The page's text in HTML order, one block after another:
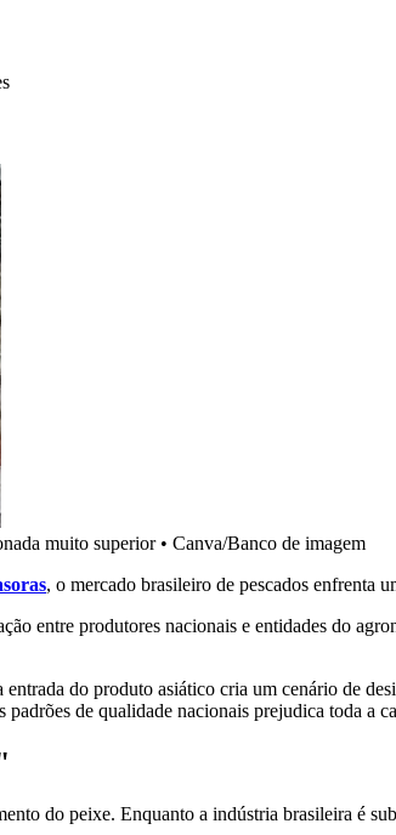
muito superior• Canva/Banco de imagem
, o mercado brasileiro de pescados enfrenta
entre produtores nacionais e entidades do
do produto asiático cria um cenário de
de qualidade nacionais prejudica toda a
do peixe. Enquanto a indústria brasileira é